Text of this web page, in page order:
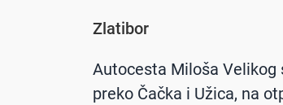
Zlatibor
Autocesta Miloša Velikog
preko Čačka i Užica, na